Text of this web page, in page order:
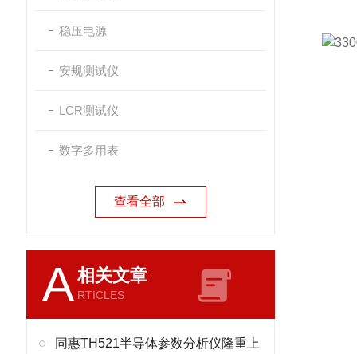
稳压电源
安规测试仪
LCR测试仪
数字多用表
查看全部
A相关文章
RTICLES
同惠TH521半导体参数分析仪隆重上